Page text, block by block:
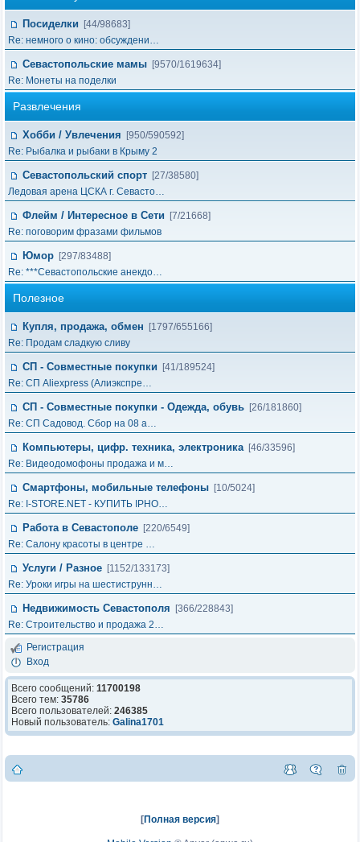
Посиделки
[44/98683]
Re: немного о кино: обсуждени…
Севастопольские мамы [9570/1619634]
Re: Монеты на поделки
Развлечения
Хобби / Увлечения
[950/590592]
Re: Рыбалка и рыбаки в Крыму 2
Севастопольский спорт [27/38580]
Ледовая арена ЦСКА г. Севасто…
Флейм / Интересное в Cети
[7/21668]
Re: поговорим фразами фильмов
Юмор [297/83488]
Re: ***Севастопольские анекдо…
Полезное
Купля, продажа, обмен
[1797/655166]
Re: Продам сладкую сливу
СП - Совместные покупки
[41/189524]
Re: СП Aliexpress (Алиэкспре…
СП - Совместные покупки - Одежда, обувь [26/181860]
Re: СП Садовод. Сбор на 08 а…
Компьютеры, цифр. техника, электроника [46/33596]
Re: Видеодомофоны продажа и м…
Смартфоны, мобильные телефоны [10/5024]
Re: I-STORE.NET - КУПИТЬ IPHO…
Работа в Севастополе [220/6549]
Re: Салону красоты в центре …
Услуги / Разное [1152/133173]
Re: Уроки игры на шестиструнн…
Недвижимость Севастополя
[366/228843]
Re: Строительство и продажа 2…
Регистрация
Вход
Всего сообщений: 11700198
Всего тем: 35786
Всего пользователей: 246385
Новый пользователь: Galina1701
[Полная версия]